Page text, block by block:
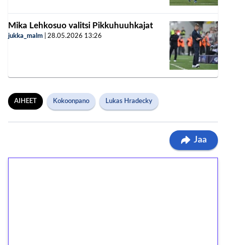
Mika Lehkosuo valitsi Pikkuhuuhkajat
jukka_malm 28.05.2026 13:26
AIHEET Kokoonpano Lukas Hradecky
Jaa